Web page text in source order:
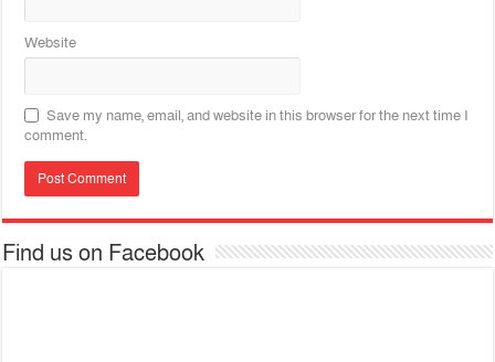
Website
Save my name, email, and website in this browser for the next time I
comment.
Find us on Facebook